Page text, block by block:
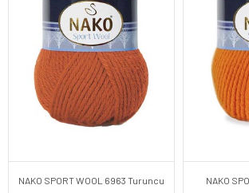
NAKO SPORT WOOL 6963 Turuncu NAKO